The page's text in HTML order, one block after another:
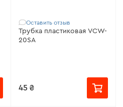
Оставить отзыв
Трубка пластиковая VCW-
20SA
45 ₴